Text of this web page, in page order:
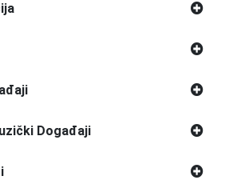
Događaji